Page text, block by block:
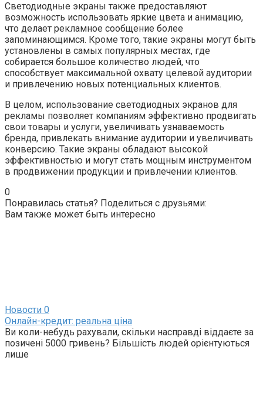
Светодиодные экраны также предоставляют
возможность использовать яркие цвета и анимацию,
что делает рекламное сообщение более
запоминающимся. Кроме того, такие экраны могут быть
установлены в самых популярных местах, где
собирается большое количество людей, что
способствует максимальной охвату целевой аудитории
и привлечению новых потенциальных клиентов.
В целом, использование светодиодных экранов для
рекламы позволяет компаниям эффективно продвигать
свои товары и услуги, увеличивать узнаваемость
бренда, привлекать внимание аудитории и увеличивать
конверсию. Такие экраны обладают высокой
эффективностью и могут стать мощным инструментом
в продвижении продукции и привлечении клиентов.
0
Понравилась статья? Поделиться с друзьями:
Вам также может быть интересно
Новости 0
Онлайн-кредит: реальна ціна
Ви коли-небудь рахували, скільки насправді віддаєте за
позичені 5000 гривень? Більшість людей орієнтуються
лише